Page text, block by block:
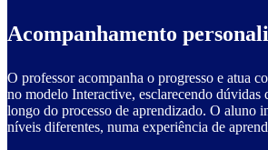
Acompanhamento
O professor acompanha o progresso e atua
no modelo Interactive, esclarecendo dúvidas
longo do processo de aprendizado. O aluno
níveis diferentes, numa experiência de